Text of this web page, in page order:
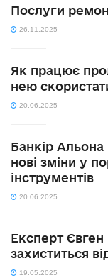
Послуги
26.11.2025
Як працює
нею
20.06.2025
Банкір
нові зміни у
інструментів
20.06.2025
Експерт Євген
захиститься
19.05.2025